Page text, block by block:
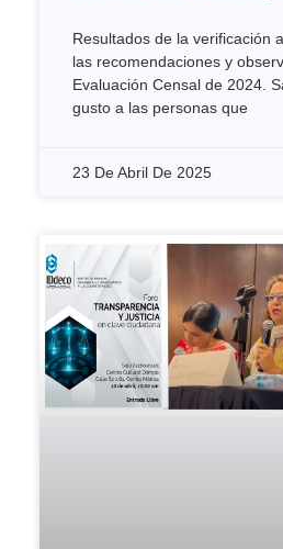
Resultados de la verificación
las recomendaciones y
Evaluación Censal de 2024.
gusto a las personas que
23 De Abril De 2025